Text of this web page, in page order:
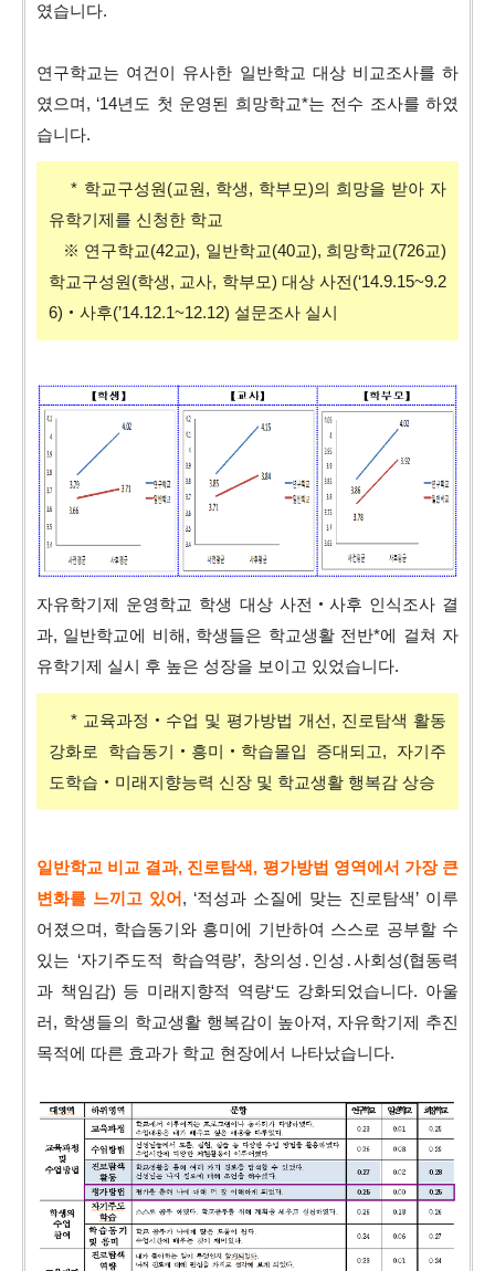
였습니다.
연구학교는 여건이 유사한 일반학교 대상 비교조사를 하
였으며, ‘14년도 첫 운영된 희망학교*는 전수 조사를 하였
습니다.
* 학교구성원(교원, 학생, 학부모)의 희망을 받아 자
유학기제를 신청한 학교
※ 연구학교(42교), 일반학교(40교), 희망학교(726교)
학교구성원(학생, 교사, 학부모) 대상 사전(‘14.9.15~9.2
6)‧사후(’14.12.1~12.12) 설문조사 실시
자유학기제 운영학교 학생 대상 사전‧사후 인식조사 결
과, 일반학교에 비해, 학생들은 학교생활 전반*에 걸쳐 자
유학기제 실시 후 높은 성장을 보이고 있었습니다.
* 교육과정‧수업 및 평가방법 개선, 진로탐색 활동
강화로 학습동기‧흥미‧학습몰입 증대되고, 자기주
도학습‧미래지향능력 신장 및 학교생활 행복감 상승
일반학교 비교 결과, 진로탐색, 평가방법 영역에서 가장 큰
변화를 느끼고 있어, ‘적성과 소질에 맞는 진로탐색’ 이루
어졌으며, 학습동기와 흥미에 기반하여 스스로 공부할 수
있는 ‘자기주도적 학습역량’, 창의성․인성․사회성(협동력
과 책임감) 등 미래지향적 역량‘도 강화되었습니다. 아울
러, 학생들의 학교생활 행복감이 높아져, 자유학기제 추진
목적에 따른 효과가 학교 현장에서 나타났습니다.